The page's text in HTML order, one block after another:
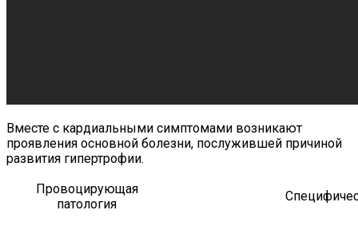
Вместе с кардиальными симптомами возникают
проявления основной болезни, послужившей причиной
развития гипертрофии.
Провоцирующая
патология